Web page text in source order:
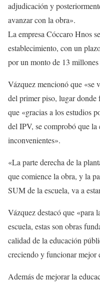
adjudicación y
avanzar con la obra».
La empresa Cóccaro Hnos
establecimiento, con un
por un monto de 13
Vázquez mencionó que «se
del primer piso, lugar
que «gracias a los estudios
del IPV, se comprobó que la
inconvenientes».
«La parte derecha de la
que comience la obra, y la
SUM de la escuela, va a
Vázquez destacó que «para
escuela, estas son obras
calidad de la educación
creciendo y funcionar mejor
Además de mejorar la